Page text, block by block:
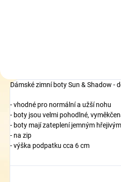
Dámské zimní boty Sun & Shadow -
- vhodné pro normální a užší nohu
- boty jsou velmi pohodlné,
- boty mají zateplení jemným
- na zip
- výška podpatku cca 6 cm